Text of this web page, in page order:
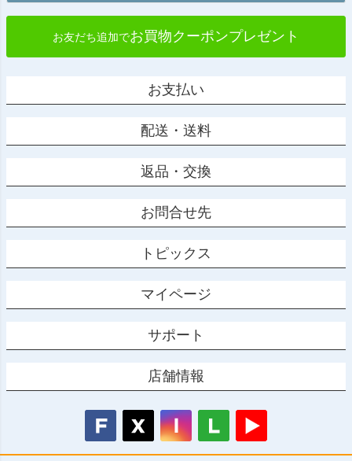
お友だち追加でお買物クーポンプレゼント
お支払い
配送・送料
返品・交換
お問合せ先
トピックス
マイページ
サポート
店舗情報